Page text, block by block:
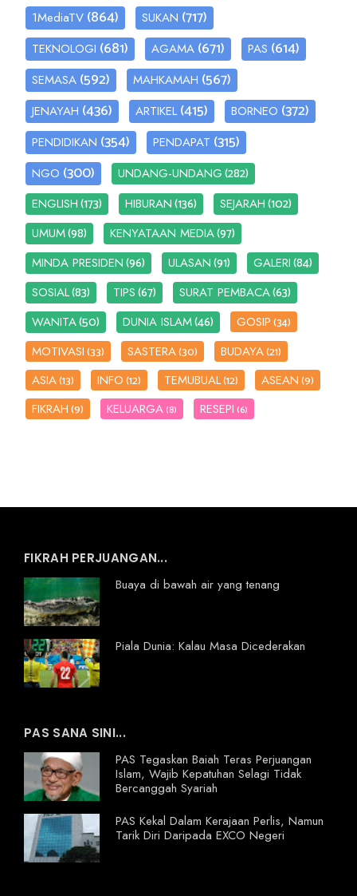
1MediaTV (864) SUKAN (717)
TEKNOLOGI (681) AGAMA (671) PAS (614)
SEMASA (592) MAHKAMAH (567)
JENAYAH (436) ARTIKEL (415) BORNEO (372)
PENDIDIKAN (354) PENDAPAT (315)
NGO (300) UNDANG-UNDANG(282)
ENGLISH(173) HIBURAN(136) SEJARAH(102)
UMUM(98) KENYATAAN MEDIA(97)
MINDA PRESIDEN(96) ULASAN(91) GALERI(84)
SOSIAL(83) TIPS(67) SURAT PEMBACA(63)
WANITA(50) DUNIA ISLAM(46) GOSIP(34)
MOTIVASI(33) SASTERA(30) BUDAYA(21)
ASIA(13) INFO(12) TEMUBUAL(12) ASEAN(9)
FIKRAH(9) KELUARGA (8) RESEPI (6)
FIKRAH PERJUANGAN...
Buaya di bawah air yang tenang
Piala Dunia: Kalau Masa Dicederakan
PAS SANA SINI...
PAS Tegaskan Baiah Teras Perjuangan
Islam, Wajib Kepatuhan Selagi Tidak
Bercanggah Syariah
PAS Kekal Dalam Kerajaan Perlis, Namun
Tarik Diri Daripada EXCO Negeri